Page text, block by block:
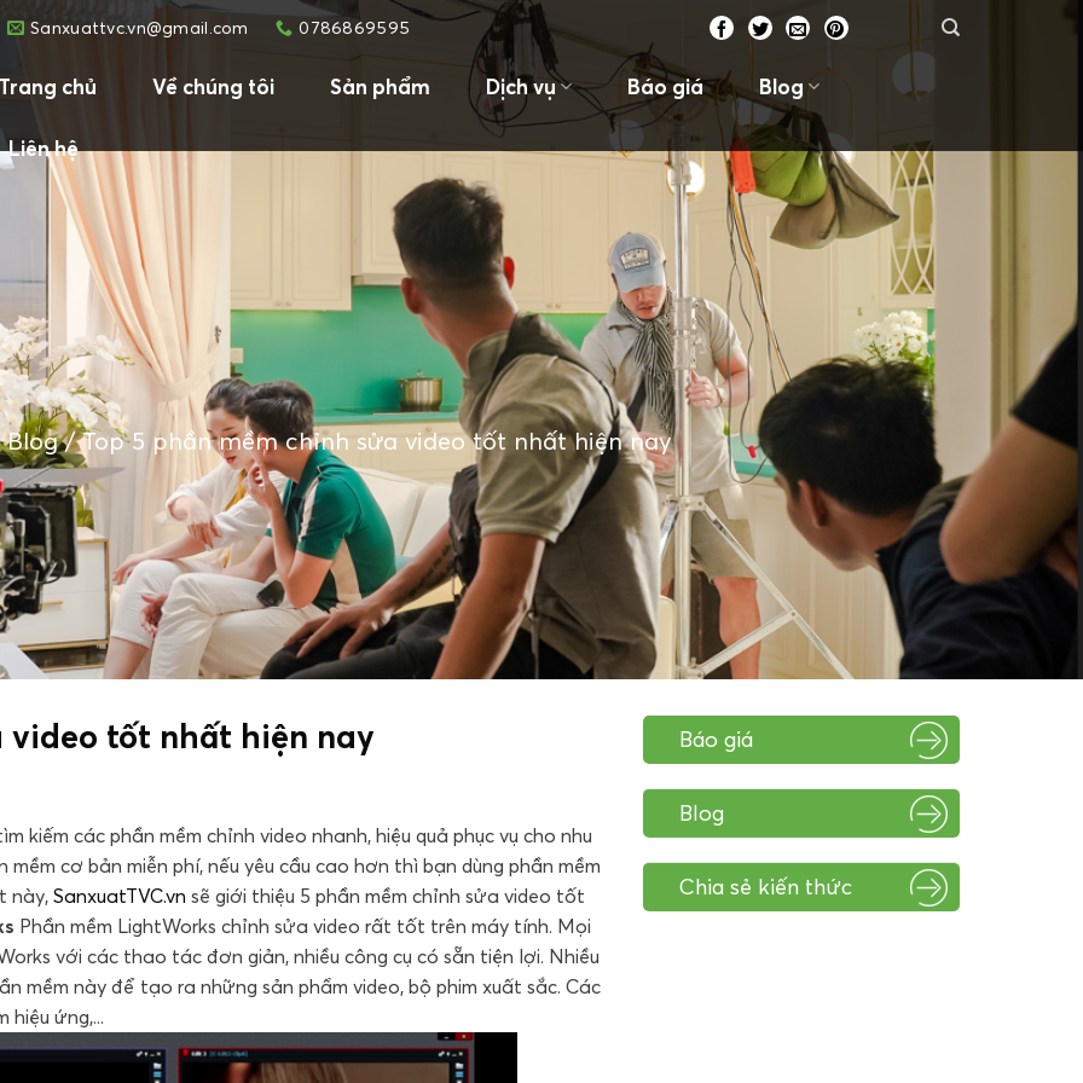
Sanxuattvc.vn@gmail.com 0786869595
Trang chủ Về chúng tôi Sản phẩm Dịch vụ Báo giá Blog
Liên hệ
Blog/Top 5 phần mềm chỉnh sửa video tốt nhất hiện nay
video tốt nhất hiện nay
kiếm các phần mềm chỉnh video nhanh, hiệu quả phục vụ cho nhu
cơ bản miễn phí, nếu yêu cầu cao hơn thì bạn dùng phần mềm
này, SanxuatTVC.vn sẽ giới thiệu 5 phần mềm chỉnh sửa video tốt
Phần mềm LightWorks chỉnh sửa video rất tốt trên máy tính. Mọi
với các thao tác đơn giản, nhiều công cụ có sẵn tiện lợi. Nhiều
mềm này để tạo ra những sản phẩm video, bộ phim xuất sắc. Các
hiệu ứng,...
Báo giá
Blog
Chia sẻ kiến thức